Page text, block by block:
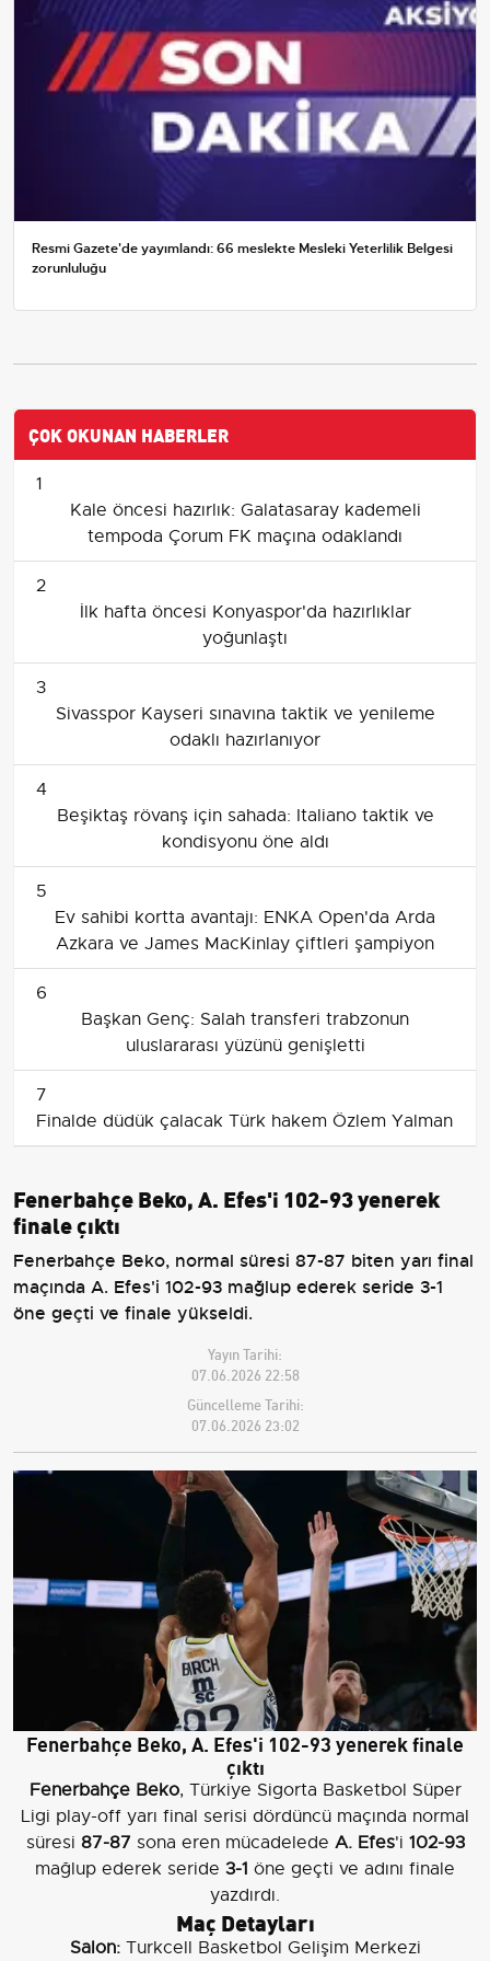
Resmi Gazete'de yayımlandı: 66 meslekte Mesleki Yeterlilik Belgesi
zorunluluğu
ÇOK OKUNAN HABERLER
1
Kale öncesi hazırlık: Galatasaray kademeli
tempoda Çorum FK maçına odaklandı
2
İlk hafta öncesi Konyaspor'da hazırlıklar
yoğunlaştı
3
Sivasspor Kayseri sınavına taktik ve yenileme
odaklı hazırlanıyor
4
Beşiktaş rövanş için sahada: Italiano taktik ve
kondisyonu öne aldı
5
Ev sahibi kortta avantajı: ENKA Open'da Arda
Azkara ve James MacKinlay çiftleri şampiyon
6
Başkan Genç: Salah transferi trabzonun
uluslararası yüzünü genişletti
7
Finalde düdük çalacak Türk hakem Özlem Yalman
Fenerbahçe Beko, A. Efes'i 102-93 yenerek
finale çıktı
Fenerbahçe Beko, normal süresi 87-87 biten yarı final
maçında A. Efes'i 102-93 mağlup ederek seride 3-1
öne geçti ve finale yükseldi.
Yayın Tarihi:
07.06.2026 22:58
Güncelleme Tarihi:
07.06.2026 23:02
Fenerbahçe Beko, A. Efes'i 102-93 yenerek finale
çıktı
Fenerbahçe Beko, Türkiye Sigorta Basketbol Süper
Ligi play-off yarı final serisi dördüncü maçında normal
süresi 87-87 sona eren mücadelede A. Efes'i 102-93
mağlup ederek seride 3-1 öne geçti ve adını finale
yazdırdı.
Maç Detayları
Salon:Turkcell Basketbol Gelişim Merkezi